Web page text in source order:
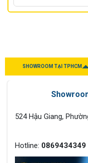
SHOWROOM TẠI TPHCM
524 Hậu Giang,
Hotline: 0869434349